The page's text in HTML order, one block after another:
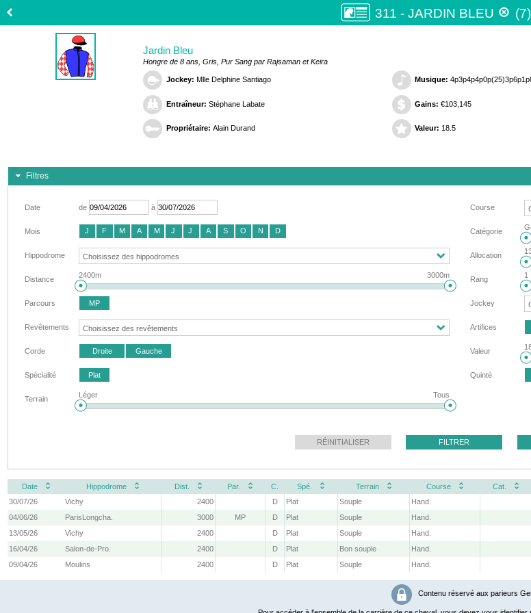
311 - JARDIN BLEU 
Jardin Bleu
Hongre de 8 ans, Gris, Pur Sang par Rajsaman et Keira
Jockey: Mlle Delphine Santiago
Entraîneur: Stéphane Labate
Propriétaire: Alain Durand
Musique:
Gains: €103,145
Valeur: 18.5
Filtres
Date de à
Mois J F M A M J J A S O N D
Hippodrome
Distance 2400m 3000m
Parcours MP
Revêtements
Corde Droite Gauche
Spécialité Plat
Terrain Léger Tous
Course
Catégorie
Allocation
Rang 1
Jockey
Artifices
Valeur
Quinté
RÉINITIALISER FILTRER
Date Hippodrome Dist. Par. C. Spé. Terrain Course Cat.
30/07/26
Vichy 2400 D Plat Souple Hand.
04/06/26
ParisLongcha. 3000 MP D Plat Souple Hand.
13/05/26
Vichy 2400 D Plat Souple Hand.
16/04/26
Salon-de-Pro. 2400 D Plat Bon souple Hand.
09/04/26
Moulins 2400 D Plat Souple Hand.
Contenu réservé aux parieurs